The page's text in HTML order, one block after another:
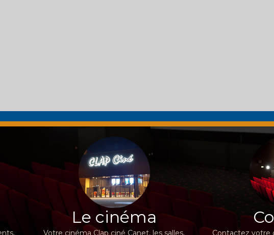
Le cinéma
Votre cinéma Clap ciné Canet, les salles, Contactez votre